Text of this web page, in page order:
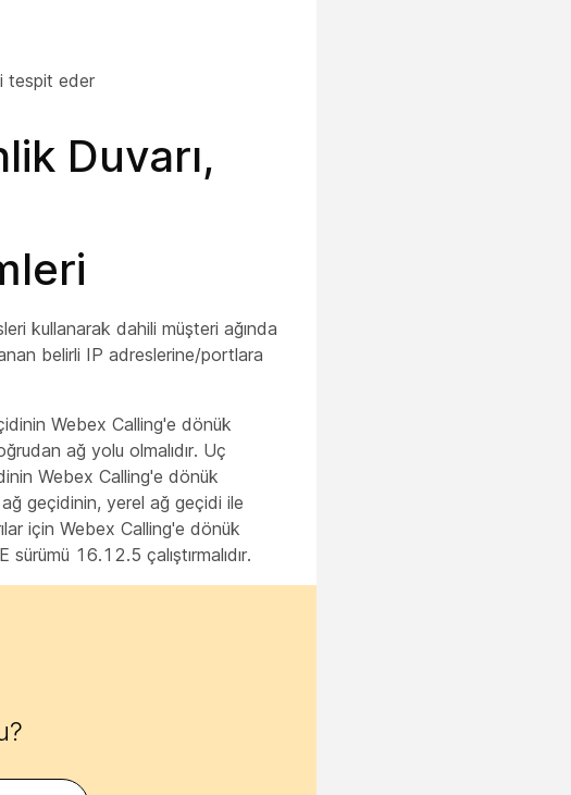
tespit eder
Duvarı,
kullanarak dahili müşteri ağında
belirli IP adreslerine/portlara
Webex Calling'e dönük
ağ yolu olmalıdır. Uç
Webex Calling'e dönük
geçidinin, yerel ağ geçidi ile
için Webex Calling'e dönük
16.12.5 çalıştırmalıdır.